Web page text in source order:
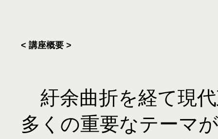
< 講座概要 >
紆余曲折を経て現
多くの重要なテーマ